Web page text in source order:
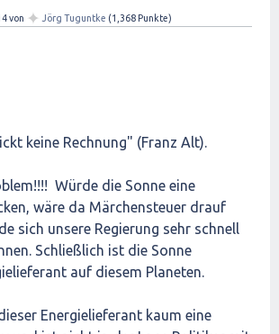
von ✦ Jörg Tuguntke (1,368 Punkte)
keine Rechnung" (Franz Alt).
Würde die Sonne eine
wäre da Märchensteuer drauf
sich unsere Regierung sehr schnell
Schließlich ist die Sonne
auf diesem Planeten.
Energielieferant kaum eine